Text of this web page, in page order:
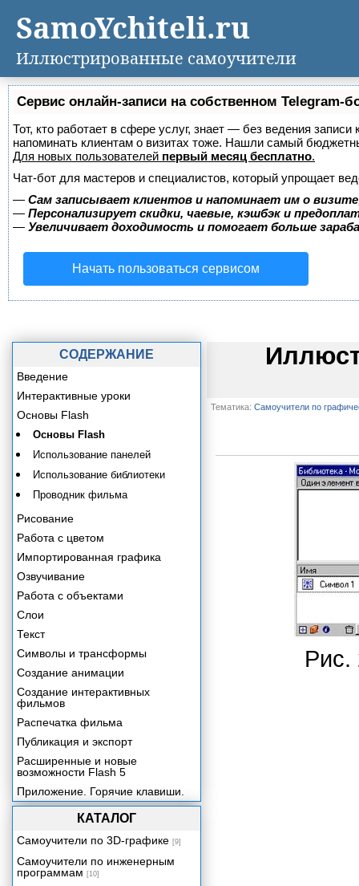
Сервис онлайн-записи на собственном Telegram-
Тот, кто работает в сфере услуг, знает — без ведения
напоминать клиентам о визитах тоже. Нашли самый
Для новых пользователей первый месяц бесплатно.
Чат-бот для мастеров и специалистов, который упрощает
— Сам записывает клиентов и напоминает им о
— Персонализирует скидки, чаевые, кэшбэк и
— Увеличивает доходимость и помогает больше
Начать пользоваться сервисом
Тематика: Самоучители по
Рис.
СОДЕРЖАНИЕ
Введение
Интерактивные уроки
Основы Flash
Основы Flash
Использование панелей
Использование библиотеки
Проводник фильма
Рисование
Работа с цветом
Импортированная графика
Озвучивание
Работа с объектами
Слои
Текст
Символы и трансформы
Создание анимации
Создание интерактивных
фильмов
Распечатка фильма
Публикация и экспорт
Расширенные и новые
возможности Flash 5
Приложение. Горячие клавиши.
КАТАЛОГ
Самоучители по 3D-графике [9]
Самоучители по инженерным
программам [10]
SamoYchiteli.ru
Иллюстрированные самоучители